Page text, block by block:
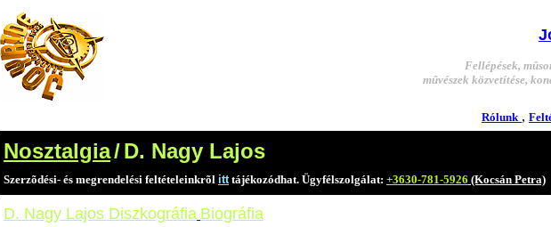
Fellépések,
mûvészek közvetítése,
Rólunk ,
Nosztalgia/D. Nagy Lajos
Szerzõdési- és megrendelési feltételeinkrõl itttájékozódhat. Ügyfélszolgálat: +3630-781-5926 (Kocsán Petra)
D. Nagy Lajos Diszkográfia Biográfia